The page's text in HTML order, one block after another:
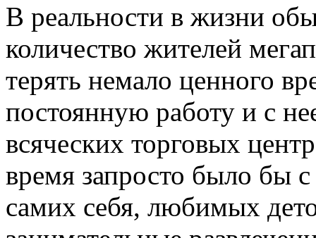
В реальности в жизни
количество жителей
терять немало ценного
постоянную работу и с
всяческих торговых
время запросто было бы с
самих себя, любимых